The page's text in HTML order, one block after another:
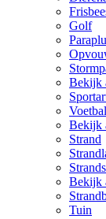
Golf
Bekijk
Bekijk
Strand
Bekijk
Tuin